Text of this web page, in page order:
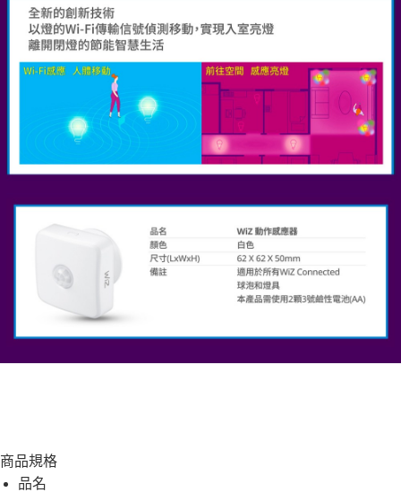
商品規格
品名